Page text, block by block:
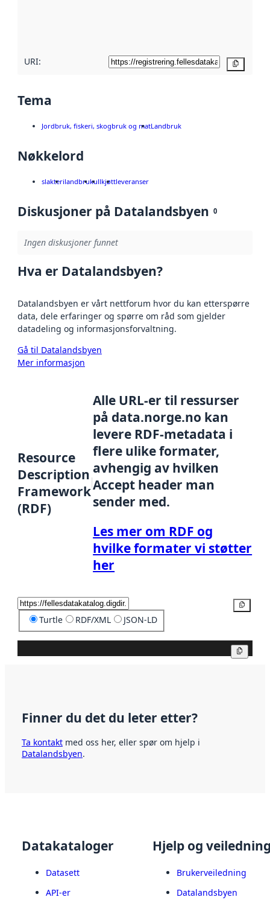
URI:
Tema
Jordbruk, fiskeri, skogbruk og matLandbruk
Nøkkelord
slakterilandbrukullkjøttleveranser
Diskusjoner på Datalandsbyen 0
Ingen diskusjoner funnet
Hva er Datalandsbyen?
Datalandsbyen er vårt nettforum hvor du kan etterspørre
data, dele erfaringer og spørre om råd som gjelder
datadeling og informasjonsforvaltning.
Gå til Datalandsbyen
Mer informasjon
Resource
Description
Framework
(RDF)
Alle URL-er til ressurser
på data.norge.no kan
levere RDF-metadata i
flere ulike formater,
avhengig av hvilken
Accept header man
sender med.
Les mer om RDF og
hvilke formater vi støtter
her
Turtle RDF/XML JSON-LD
Finner du det du leter etter?
Ta kontakt med oss her, eller spør om hjelp i
Datalandsbyen.
Datakataloger
Datasett
API-er
Hjelp og
Brukerveiledning
Datalandsbyen